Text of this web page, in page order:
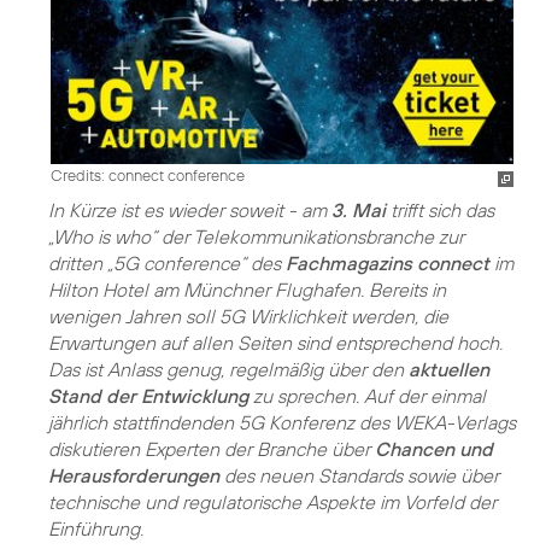
Credits: connect conference
In Kürze ist es wieder soweit - am 3. Maitrifft sich das
„Who is who“ der Telekommunikationsbranche zur
dritten „5G conference“ des Fachmagazins connectim
Hilton Hotel am Münchner Flughafen. Bereits in
wenigen Jahren soll 5G Wirklichkeit werden, die
Erwartungen auf allen Seiten sind entsprechend hoch.
Das ist Anlass genug, regelmäßig über den aktuellen
Stand der Entwicklungzu sprechen. Auf der einmal
jährlich stattfindenden 5G Konferenz des WEKA-Verlags
diskutieren Experten der Branche über Chancen und
Herausforderungendes neuen Standards sowie über
technische und regulatorische Aspekte im Vorfeld der
Einführung.